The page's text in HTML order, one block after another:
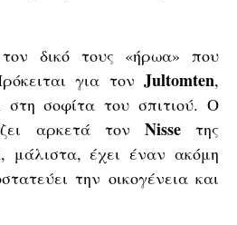
δικό τους «ήρωα» που
για τον Jultomten,
στη σοφίτα του σπιτιού. Ο
αρκετά τον Nisseτης
μάλιστα, έχει έναν ακόμη
την οικογένεια και